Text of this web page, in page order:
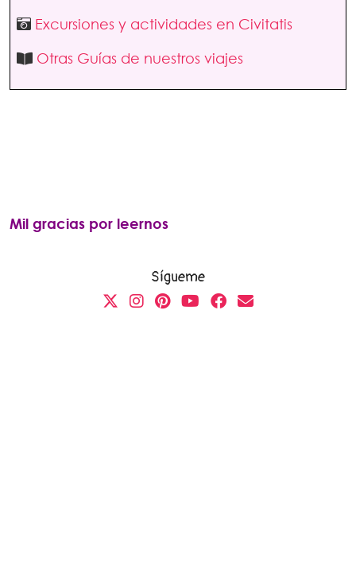
Excursiones y actividades en Civitatis
Otras Guías de nuestros viajes
Mil gracias por leernos
Sígueme